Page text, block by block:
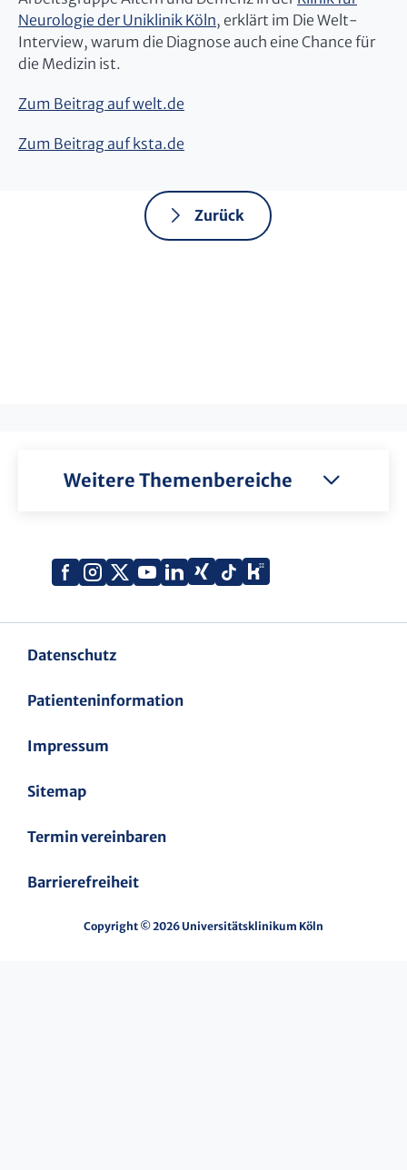
Neurologie der Uniklinik Köln, erklärt im Die Welt-
Interview, warum die Diagnose auch eine Chance für
die Medizin ist.
Zum Beitrag auf welt.de
Zum Beitrag auf ksta.de
Zurück
Weitere Themenbereiche
Facebook
Instagram
X
YouTube
LinkedIn
Xing TiktokKununu
Datenschutz
Patienteninformation
Impressum
Sitemap
Termin vereinbaren
Barrierefreiheit
Copyright © 2026 Universitätsklinikum Köln